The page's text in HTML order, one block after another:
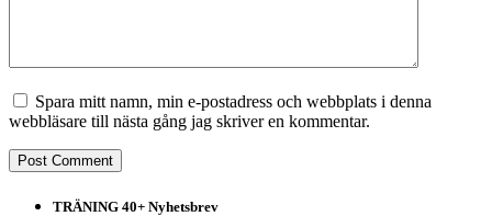
Spara mitt namn, min e-postadress och webbplats i denna
webbläsare till nästa gång jag skriver en kommentar.
TRÄNING 40+ Nyhetsbrev